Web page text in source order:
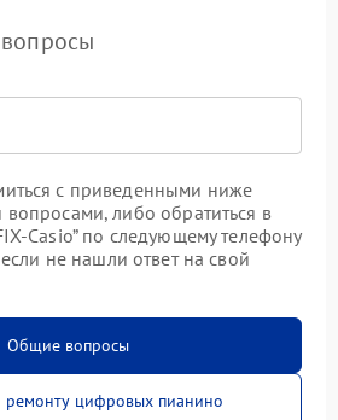
с приведенными ниже
либо обратиться в
Casio” по следующему телефону
не нашли ответ на свой
Общие вопросы
ремонту цифровых пианино